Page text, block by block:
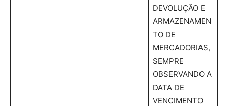
DEVOLUÇÃO E
ARMAZENAMEN
TO DE
MERCADORIAS,
SEMPRE
OBSERVANDO A
DATA DE
VENCIMENTO